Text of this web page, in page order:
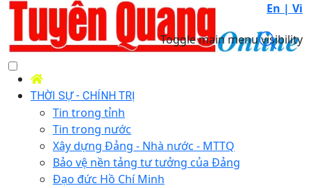
En | Vi
Toggle main menu visibility
THỜI SỰ - CHÍNH TRỊ
Tin trong tỉnh
Tin trong nước
Xây dựng Đảng - Nhà nước - MTTQ
Bảo vệ nền tảng tư tưởng của Đảng
Đạo đức Hồ Chí Minh